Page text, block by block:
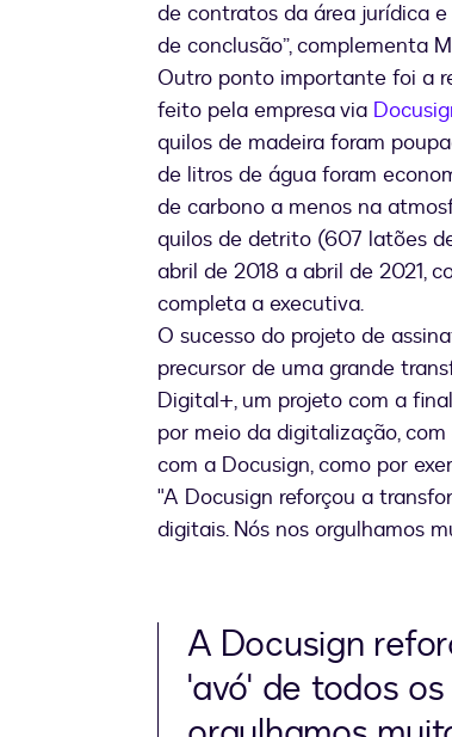
de contratos da área jurídica
de conclusão”, complementa
Outro ponto importante foi a
feito pela empresa via
quilos de madeira foram
de litros de água foram
de carbono a menos na
quilos de detrito (607 latões
abril de 2018 a abril de 2021,
completa a executiva.
O sucesso do projeto de
precursor de uma grande
Digital+, um projeto com a
por meio da digitalização,
com a Docusign, como por
"A Docusign reforçou a
digitais. Nós nos orgulhamos
A Docusign
'avó' de todos